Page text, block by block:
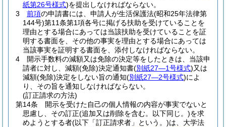
紙第26号様式)を提出しなければならない。
3
前項の申請書には、申請人が生活保護法(昭和25年法律第
144号)第11条第1項各号に掲げる扶助を受けていることを
理由とする場合にあっては当該扶助を受けていることを証
明する書面を、その他の事実を理由とする場合にあっては
当該事実を証明する書面を、添付しなければならない。
4
開示手数料の減額又は免除の決定等をしたときは、当該申
請者に対し、減額(免除)決定通知書(別紙27―1号様式)又は
減額(免除)決定をしない旨の通知(別紙27―2号様式)によ
り、その旨を通知しなければならない。
(訂正請求の方法)
第14条
開示を受けた自己の個人情報の内容が事実でないと
思慮し、その訂正(追加又は削除を含む。以下同じ。)を求
めようとする者(以下「訂正請求者」という。)は、大学法